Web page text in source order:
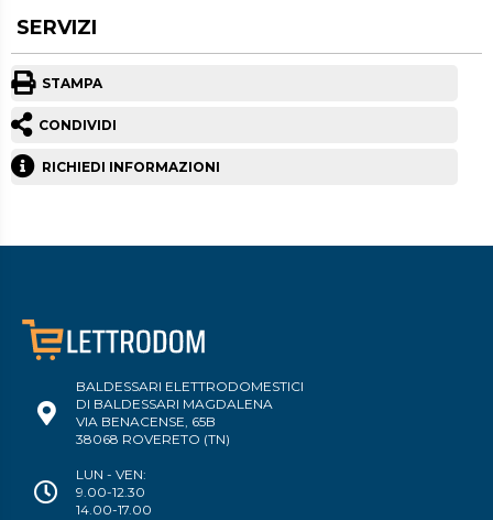
SERVIZI
STAMPA
CONDIVIDI
RICHIEDI INFORMAZIONI
BALDESSARI ELETTRODOMESTICI
DI BALDESSARI MAGDALENA
VIA BENACENSE, 65B
38068 ROVERETO (TN)
LUN - VEN:
9.00-12.30
14.00-17.00